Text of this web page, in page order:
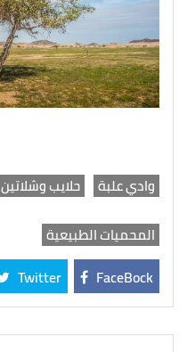
وادي علبة حلايب وشلاتين
المحميات الطبيعية
FaceBock
Twitter